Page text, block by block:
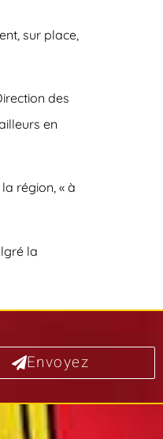
sur place,
des
en
région, « à
la
Envoyez